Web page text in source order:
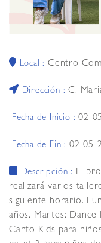
Local :Centro
Dirección :C.
Fecha de Inicio :02-
Fecha de Fin : 02-05-
Descripción : El
realizará varios
siguiente horario.
años. Martes: Dance
Canto Kids para